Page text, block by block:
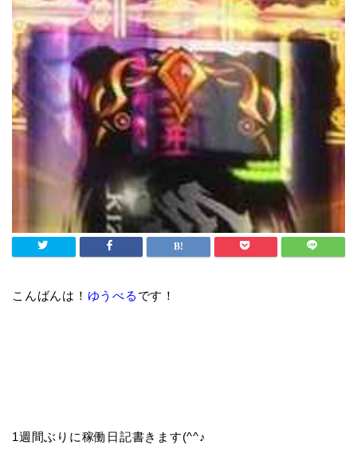
こんばんは！ ゆうべる です！
1週間ぶりに稼働日記書きます(^^♪